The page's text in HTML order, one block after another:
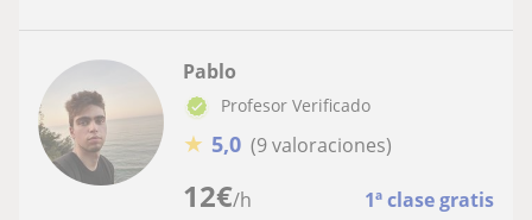
12€/h 1ª clase gratis
Pablo
Profesor Verificado
★ 5,0 (9 valoraciones)